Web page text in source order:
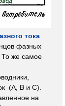
тока
фазных
То же самое
(А, В и С).
на